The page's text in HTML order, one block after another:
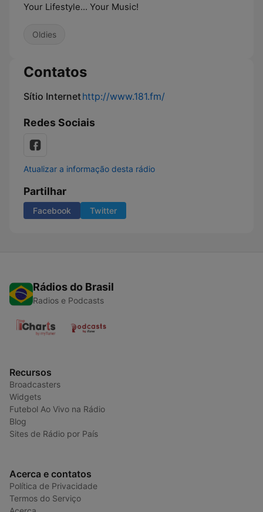
Your Lifestyle... Your Music!
Oldies
Contatos
Sítio Internethttp://www.181.fm/
Redes Sociais
Atualizar a informação desta rádio
Partilhar
Facebook Twitter
Rádios do Brasil
Radios e Podcasts
Recursos
Broadcasters
Widgets
Futebol Ao Vivo na Rádio
Blog
Sites de Rádio por País
Acerca e contatos
Política de Privacidade
Termos do Serviço